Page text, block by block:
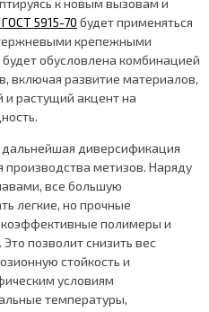
к новым вызовам и
5915-70 будет применяться
крепежными
обусловлена комбинацией
включая развитие материалов,
и растущий акцент на
диверсификация
метизов. Наряду
все большую
легкие, но прочные
полимеры и
позволит снизить вес
стойкость и
условиям
температуры,